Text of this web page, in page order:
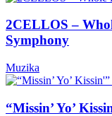
2CELLOS –
Symphony
Muzika
“Missin’ Yo’